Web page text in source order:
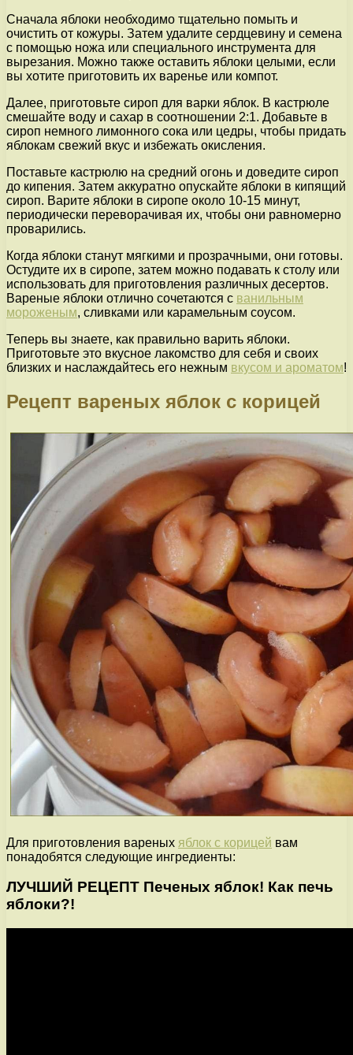
Сначала яблоки необходимо тщательно помыть и
очистить от кожуры. Затем удалите сердцевину и семена
с помощью ножа или специального инструмента для
вырезания. Можно также оставить яблоки целыми, если
вы хотите приготовить их варенье или компот.
Далее, приготовьте сироп для варки яблок. В кастрюле
смешайте воду и сахар в соотношении 2:1. Добавьте в
сироп немного лимонного сока или цедры, чтобы придать
яблокам свежий вкус и избежать окисления.
Поставьте кастрюлю на средний огонь и доведите сироп
до кипения. Затем аккуратно опускайте яблоки в кипящий
сироп. Варите яблоки в сиропе около 10-15 минут,
периодически переворачивая их, чтобы они равномерно
проварились.
Когда яблоки станут мягкими и прозрачными, они готовы.
Остудите их в сиропе, затем можно подавать к столу или
использовать для приготовления различных десертов.
Вареные яблоки отлично сочетаются с ванильным
мороженым, сливками или карамельным соусом.
Теперь вы знаете, как правильно варить яблоки.
Приготовьте это вкусное лакомство для себя и своих
близких и наслаждайтесь его нежным вкусом и ароматом!
Рецепт вареных яблок с корицей
Для приготовления вареных яблок с корицей вам
понадобятся следующие ингредиенты:
ЛУЧШИЙ РЕЦЕПТ Печеных яблок! Как печь
яблоки?!